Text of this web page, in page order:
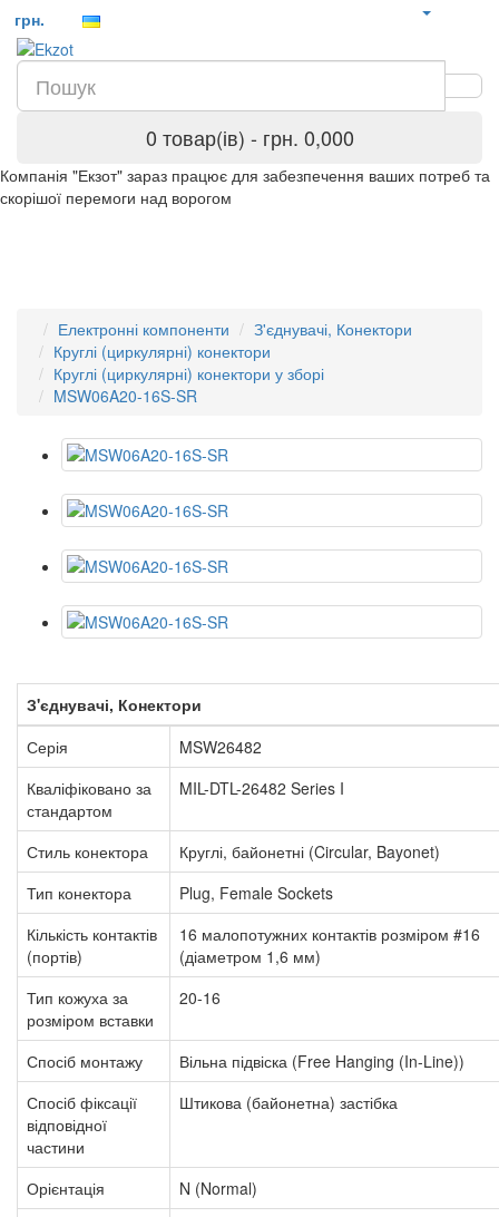
грн.
0 товар(ів) - грн. 0,000
Компанія "Екзот" зараз працює для забезпечення ваших потреб та
скорішої перемоги над ворогом
Електронні компоненти
З'єднувачі, Конектори
Круглі (циркулярні) конектори
Круглі (циркулярні) конектори у зборі
MSW06A20-16S-SR
З'єднувачі, Конектори
Серія
MSW26482
Кваліфіковано за
стандартом
MIL-DTL-26482 Series I
Стиль конектора
Круглі, байонетні (Circular, Bayonet)
Тип конектора
Plug, Female Sockets
Кількість контактів
(портів)
16 малопотужних контактів розміром #16
(діаметром 1,6 мм)
Тип кожуха за
розміром вставки
20-16
Спосіб монтажу
Вільна підвіска (Free Hanging (In-Line))
Спосіб фіксації
відповідної
частини
Штикова (байонетна) застібка
Орієнтація
N (Normal)